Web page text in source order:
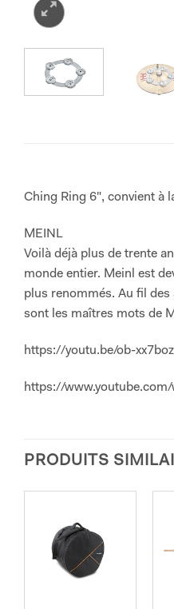
Ching Ring 6", convient à
MEINL
Voilà déjà plus de trente
monde entier. Meinl est
plus renommés. Au fil
sont les maîtres mots de
https://youtu.be/ob-
https://www.youtube.com/
PRODUITS